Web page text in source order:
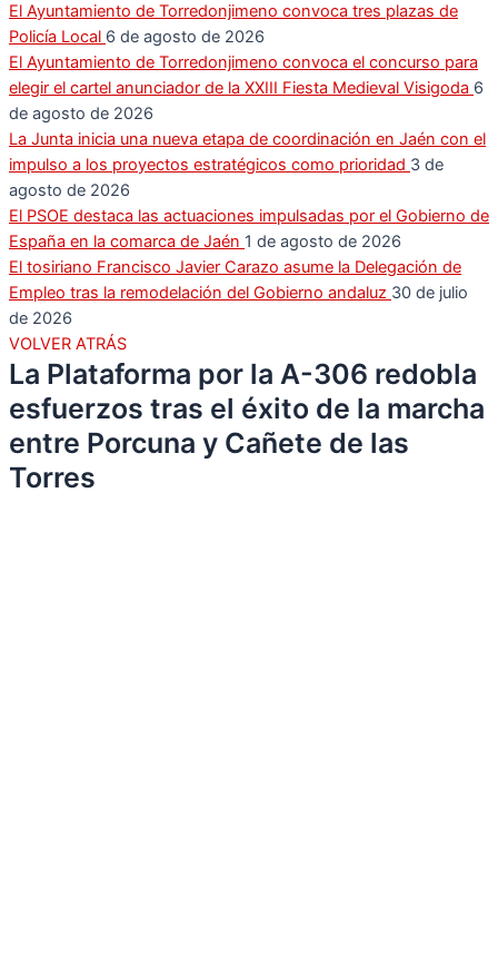
El Ayuntamiento de Torredonjimeno convoca tres plazas de
Policía Local 6 de agosto de 2026
El Ayuntamiento de Torredonjimeno convoca el concurso para
elegir el cartel anunciador de la XXIII Fiesta Medieval Visigoda 6
de agosto de 2026
La Junta inicia una nueva etapa de coordinación en Jaén con el
impulso a los proyectos estratégicos como prioridad 3 de
agosto de 2026
El PSOE destaca las actuaciones impulsadas por el Gobierno de
España en la comarca de Jaén 1 de agosto de 2026
El tosiriano Francisco Javier Carazo asume la Delegación de
Empleo tras la remodelación del Gobierno andaluz 30 de julio
de 2026
VOLVER ATRÁS
La Plataforma por la A-306 redobla
esfuerzos tras el éxito de la marcha
entre Porcuna y Cañete de las
Torres